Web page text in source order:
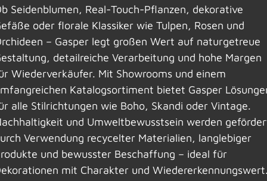
Seidenblumen, Real-Touch-Pflanzen, dekorative
oder florale Klassiker wie Tulpen, Rosen und
– Gasper legt großen Wert auf naturgetreue
detailreiche Verarbeitung und hohe Margen
Wiederverkäufer. Mit Showrooms und einem
Katalogsortiment bietet Gasper
alle Stilrichtungen wie Boho, Skandi oder Vintage.
und Umweltbewusstsein werden
Verwendung recycelter Materialien, langlebiger
und bewusster Beschaffung – ideal für
mit Charakter und